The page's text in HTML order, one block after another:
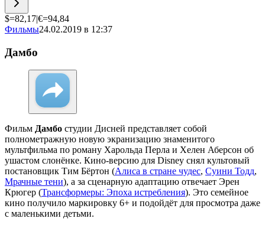
$=82,17|€=94,84
Фильмы24.02.2019 в 12:37
Дамбо
Фильм Дамбо студии Дисней представляет собой
полнометражную новую экранизацию знаменитого
мультфильма по роману Харольда Перла и Хелен Аберсон об
ушастом слонёнке. Кино-версию для Disney снял культовый
постановщик Тим Бёртон (Алиса в стране чудес, Суини Тодд,
Мрачные тени), а за сценарную адаптацию отвечает Эрен
Крюгер (Трансформеры: Эпоха истребления). Это семейное
кино получило маркировку 6+ и подойдёт для просмотра даже
с маленькими детьми.